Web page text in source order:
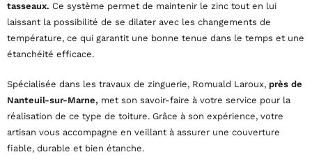
tasseaux. Ce système permet de maintenir le zinc tout en lui
laissant la possibilité de se dilater avec les changements de
température, ce qui garantit une bonne tenue dans le temps et une
étanchéité efficace.
Spécialisée dans les travaux de zinguerie, Romuald Laroux, près de
Nanteuil-sur-Marne, met son savoir-faire à votre service pour la
réalisation de ce type de toiture. Grâce à son expérience, votre
artisan vous accompagne en veillant à assurer une couverture
fiable, durable et bien étanche.